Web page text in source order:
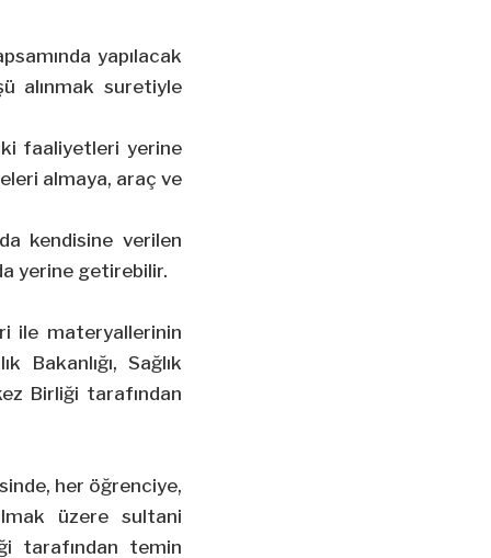
yapılacak
alınmak suretiyle
faaliyetleri yerine
almaya, araç ve
kendisine verilen
yerine getirebilir.
ile materyallerinin
Bakanlığı, Sağlık
Birliği tarafından
her öğrenciye,
üzere sultani
tarafından temin